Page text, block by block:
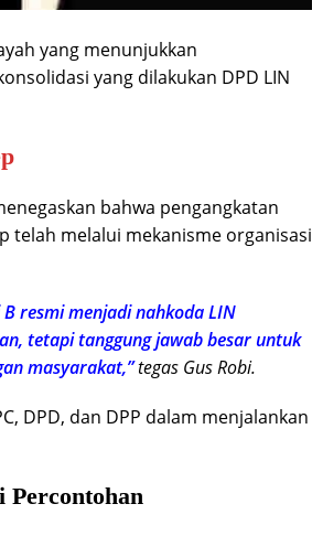
yang menunjukkan
yang dilakukan DPD LIN
bahwa pengangkatan
telah melalui mekanisme organisasi
resmi menjadi nahkoda LIN
tetapi tanggung jawab besar untuk
masyarakat,”tegas Gus Robi.
DPD, dan DPP dalam menjalankan
Percontohan